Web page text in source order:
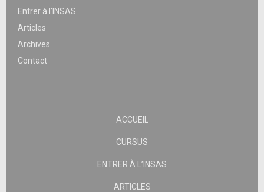
Entrer à l’INSAS
Articles
Archives
Contact
ACCUEIL
CURSUS
ENTRER À L’INSAS
ARTICLES